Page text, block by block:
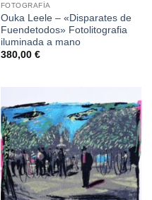
FOTOGRAFÍA
Ouka Leele – «Disparates de
Fuendetodos» Fotolitografia
iluminada a mano
380,00 €